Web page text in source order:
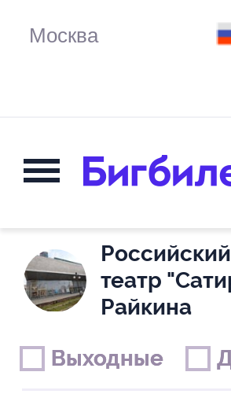
театр
Райкина
Выходные
Выходные